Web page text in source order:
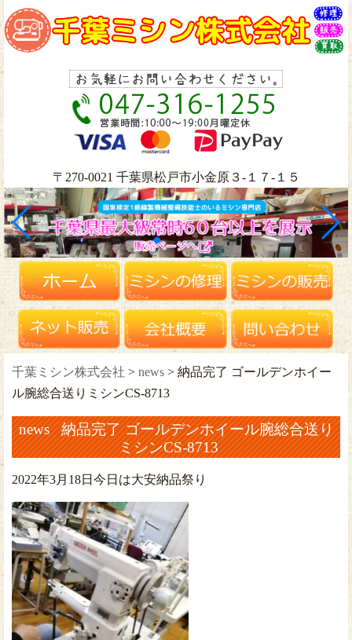
〒270-0021 千葉県松戸市小金原３-１７-１５
千葉ミシン株式会社 > news > 納品完了 ゴールデンホイー
ル腕総合送りミシンCS-8713
news 納品完了 ゴールデンホイール腕総合送り
ミシンCS-8713
2022年3月18日今日は大安納品祭り